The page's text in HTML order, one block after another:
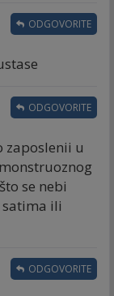
ODGOVORITE
zaposlenii u
se nebi
ili
ODGOVORITE
ODGOVORITE